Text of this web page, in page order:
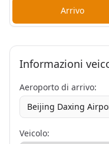
Arrivo
Informazioni
Aeroporto di arrivo:
Beijing Daxing
Veicolo: